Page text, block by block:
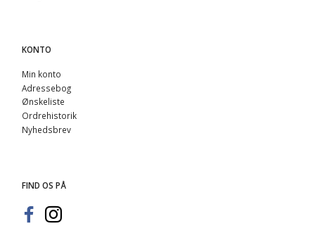
KONTO
Min konto
Adressebog
Ønskeliste
Ordrehistorik
Nyhedsbrev
FIND OS PÅ